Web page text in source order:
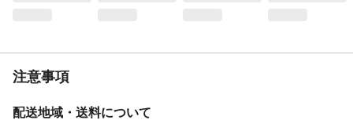
注意事項
配送地域・送料について